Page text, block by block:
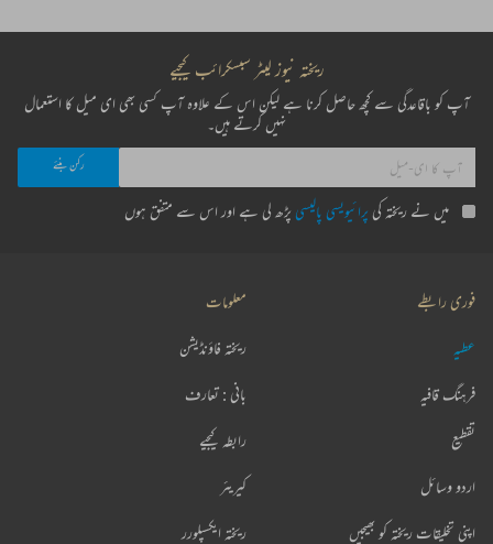
ریختہ نیوز لیٹر سبسکرائب کیجیے
آپ کو باقاعدگی سے کچھ حاصل کرنا ہے لیکن اس کے علاوہ آپ کسی بھی ای میل کا استعمال
نہیں کرتے ہیں۔
میں نے ریختہ کی پرائیویسی پالیسی پڑھ لی ہے اور اس سے متفق ہوں
فوری رابطے
عطیہ
فرہنگ قافیہ
تقطیع
اردو وسائل
اپنی تخلیقات ریختہ کو بھیجیں
معلومات
ریختہ فاؤنڈیشن
بانی : تعارف
رابطہ کیجیے
کیریئر
ریختہ ایکسپلورر